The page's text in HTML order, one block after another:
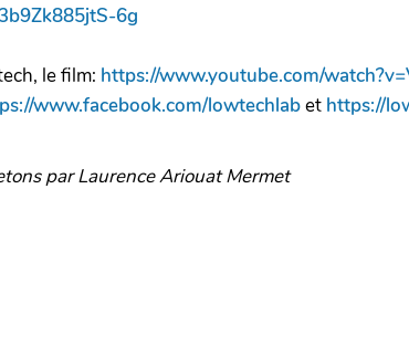
6g
le film: https://www.youtube.com/
www.facebook.com/lowtechlabet https://
par Laurence Ariouat Mermet